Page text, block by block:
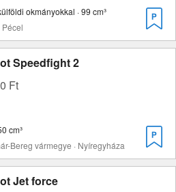
okmányokkal · 99 cm³
Pécel
Speedfight 2
Ft
cm³
Bereg vármegye · Nyíregyháza
Jet force